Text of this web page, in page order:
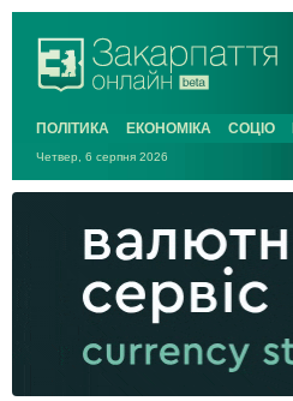
ПОЛІТИКА ЕКОНОМІКА СОЦІО
Четвер, 6 серпня 2026